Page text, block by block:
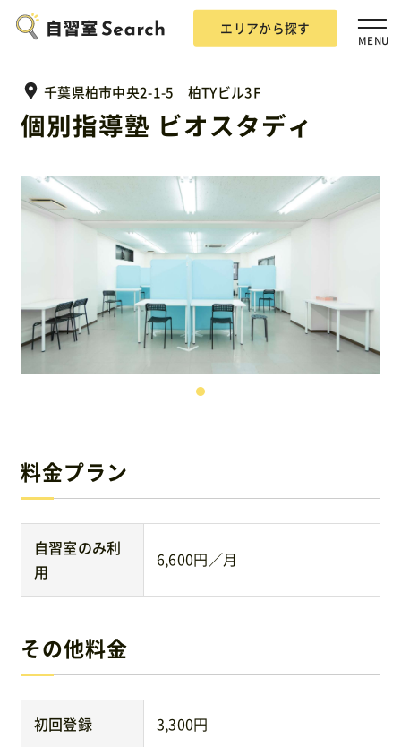
エリアから探す
MENU
エリアから探す
自習室Searchとは？
掲載希望の方
免責事項
お問い合わせ
千葉県柏市中央2-1-5 柏TYビル3F
個別指導塾 ビオスタディ
料金プラン
自習室のみ利
用
6,600円／月
その他料金
初回登録 3,300円